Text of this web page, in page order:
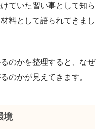
ていた習い事として知ら
料として語られてきまし
のかを整理すると、なぜ
のかが見えてきます。
境